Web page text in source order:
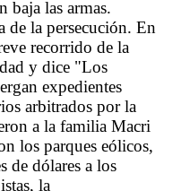
baja las armas.
de la persecución. En
recorrido de la
y dice "Los
expedientes
arbitrados por la
a la familia Macri
los parques eólicos,
de dólares a los
la